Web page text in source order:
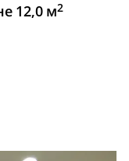
12,0 м2